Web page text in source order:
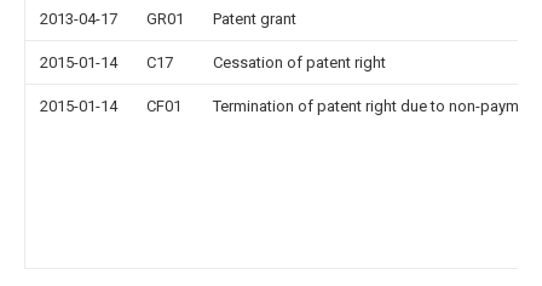
2013-04-17 GR01 Patent grant
2015-01-14 C17 Cessation of patent right
2015-01-14 CF01 Termination of patent right due to non-